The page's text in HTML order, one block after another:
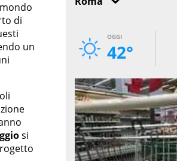
di
un
si